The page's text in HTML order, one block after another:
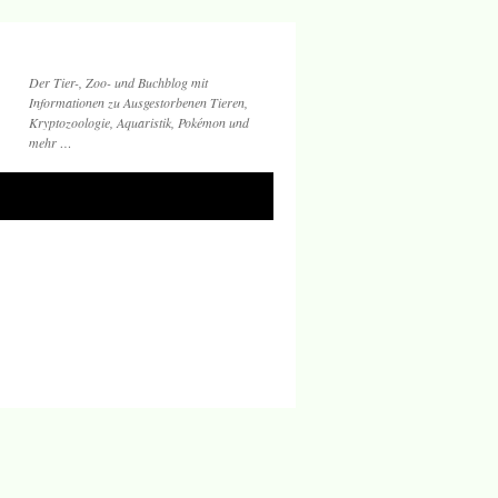
Der Tier-, Zoo- und Buchblog mit
Informationen zu Ausgestorbenen Tieren,
Kryptozoologie, Aquaristik, Pokémon und
mehr …